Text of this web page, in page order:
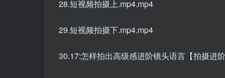
28.短视频拍摄上.mp4.mp4
29.短视频拍摄下.mp4.mp4
30.17:怎样拍出高级感进阶镜头语言【拍摄进